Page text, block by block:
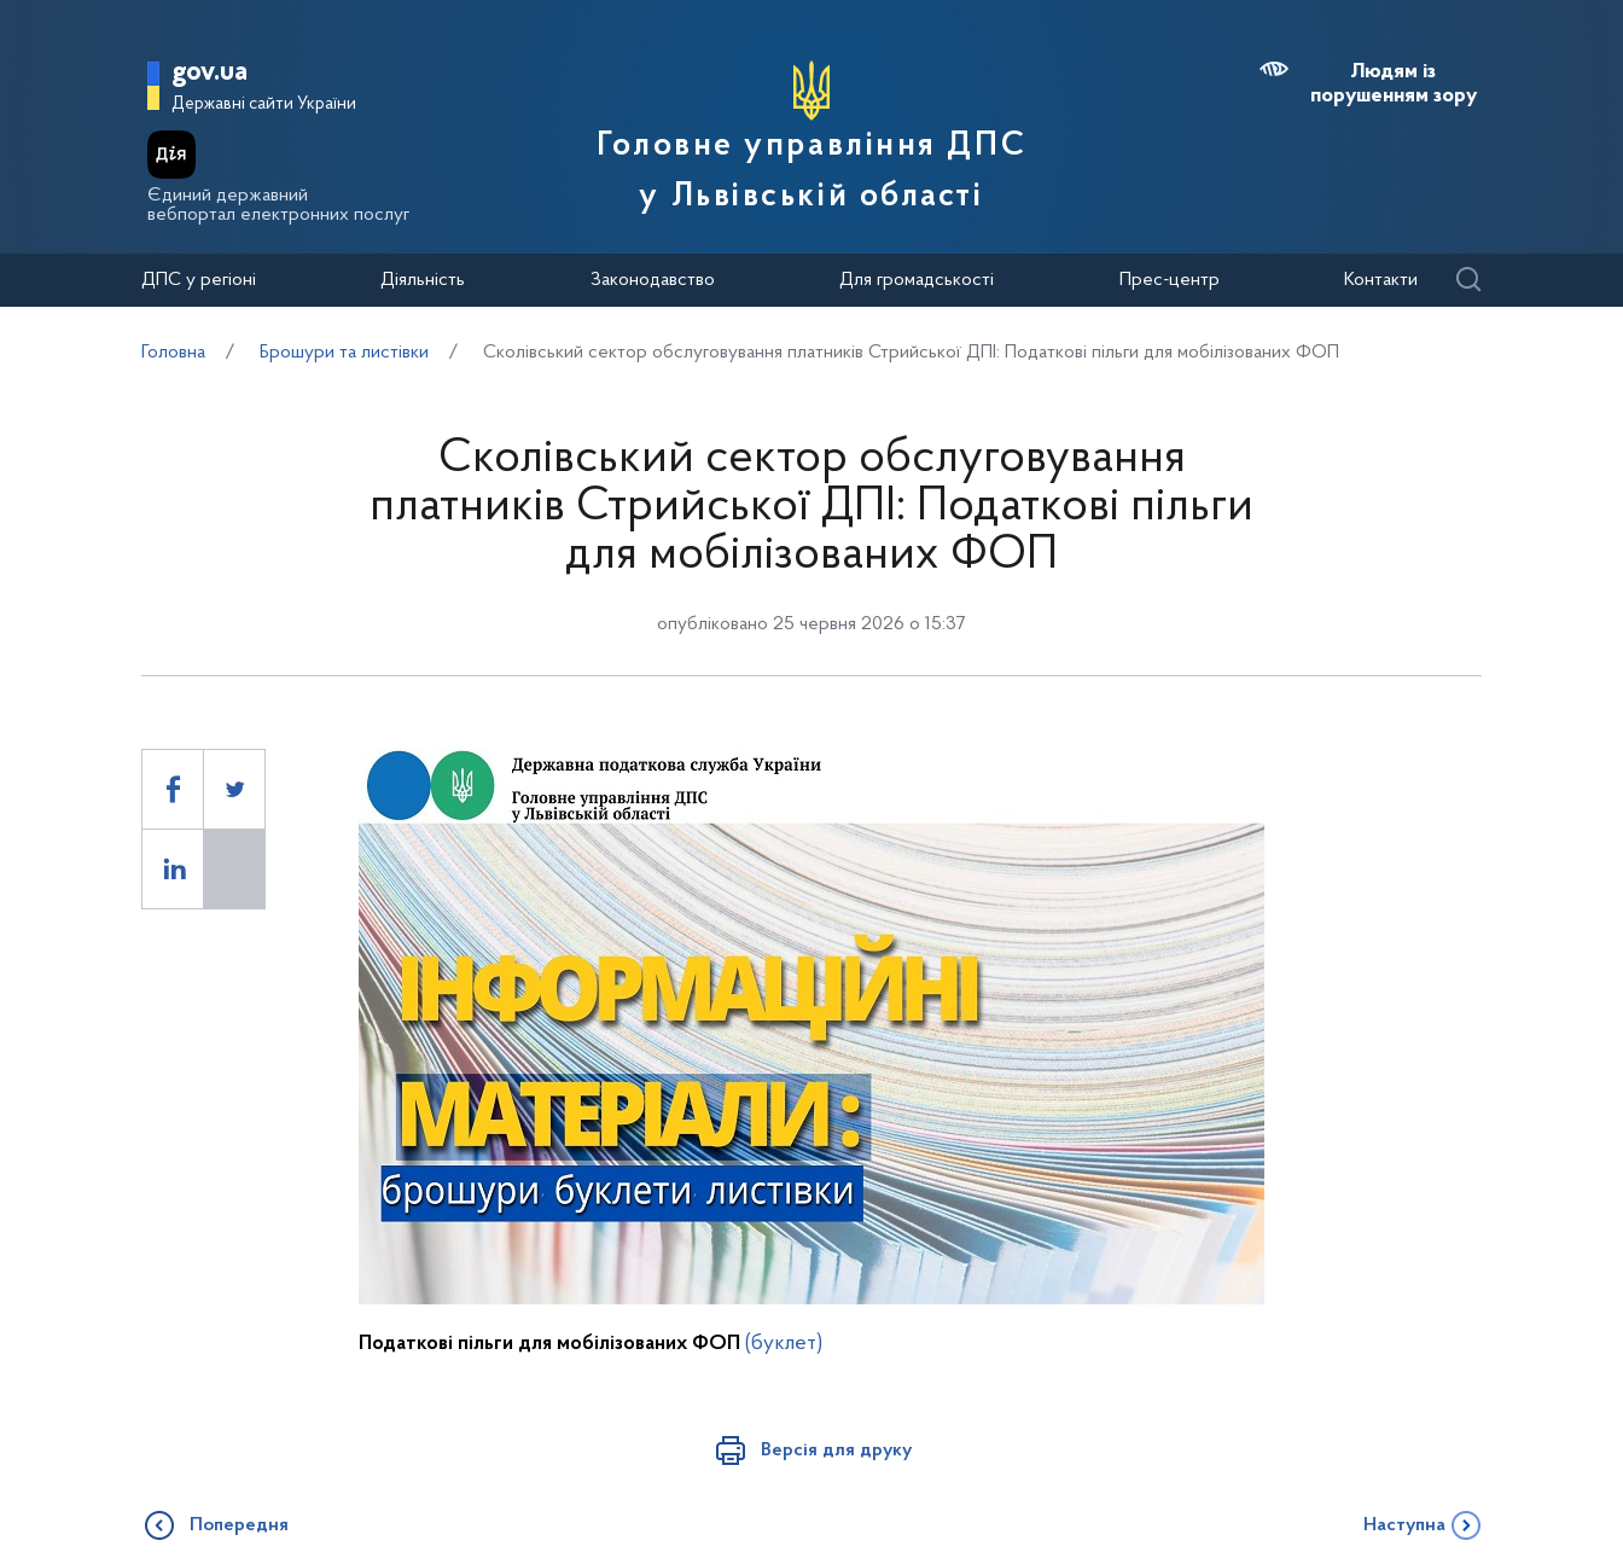
Головна сторінка Державної податкової служби України
gov.ua
Державні сайти України
Єдиний державний
вебпортал електронних послуг
Головне управління ДПС
у Львівській області
Людям із
порушенням зору
ДПС у регіоні Діяльність Законодавство Для громадськості Прес-центр Контакти
Головна Брошури та листівки Сколівський сектор обслуговування платників Стрийської ДПІ: Податкові пільги для мобілізованих ФОП
Сколівський сектор обслуговування
платників Стрийської ДПІ: Податкові пільги
для мобілізованих ФОП
опубліковано 25 червня 2026 о 15:37
Податкові пільги для мобілізованих ФОП (буклет)
Версія для друку
Попередня Наступна